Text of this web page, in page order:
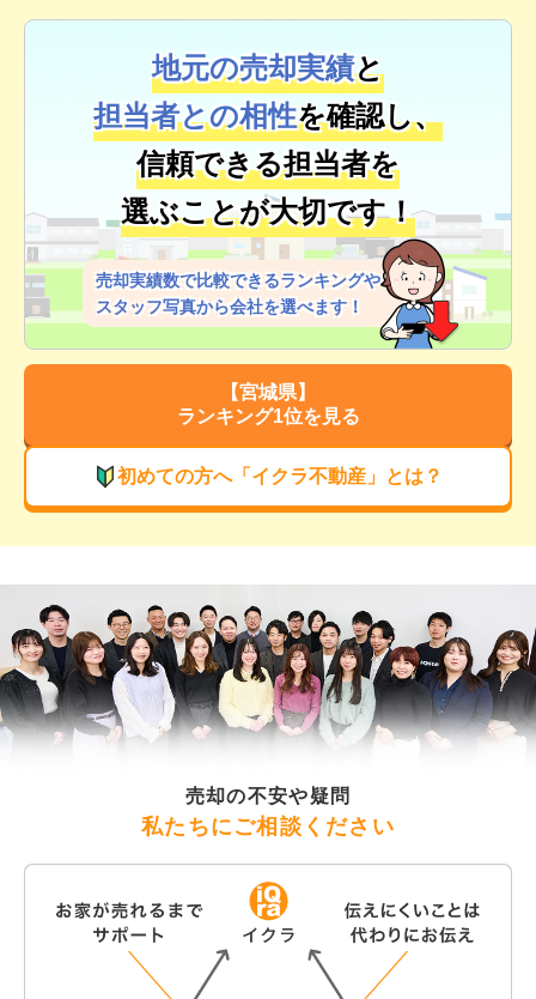
地元の売却実績と
担当者との相性を確認し、
信頼できる担当者を
選ぶことが大切です！
売却実績数で比較できるランキングや
スタッフ写真から会社を選べます！
【宮城県】
ランキング1位を見る
初めての方へ「イクラ不動産」とは？
売却の不安や疑問
私たちにご相談ください